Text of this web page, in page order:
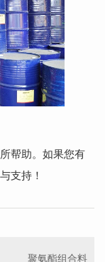
帮助。如果您有
支持！
聚氨酯组合料